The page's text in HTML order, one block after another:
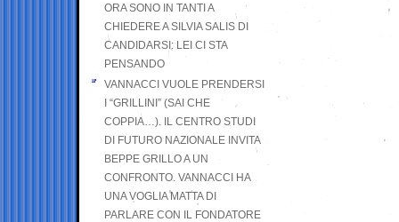
ORA SONO IN TANTI A
CHIEDERE A SILVIA SALIS DI
CANDIDARSI: LEI CI STA
PENSANDO
VANNACCI VUOLE PRENDERSI
I “GRILLINI” (SAI CHE
COPPIA…). IL CENTRO STUDI
DI FUTURO NAZIONALE INVITA
BEPPE GRILLO A UN
CONFRONTO. VANNACCI HA
UNA VOGLIA MATTA DI
PARLARE CON IL FONDATORE